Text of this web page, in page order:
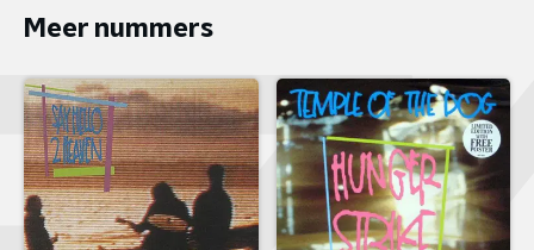
Meer nummers